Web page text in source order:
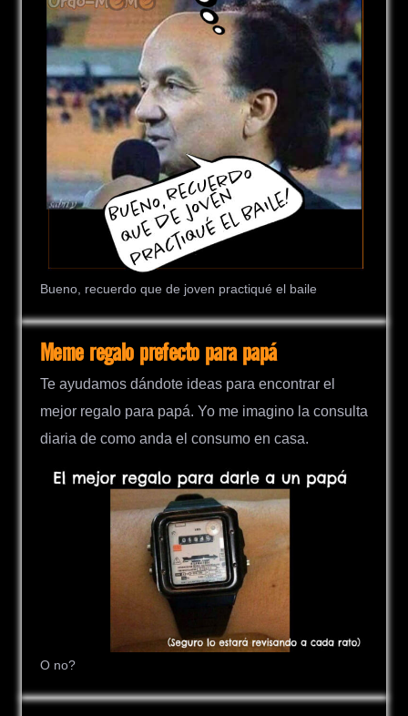
Bueno, recuerdo que de joven practiqué el baile
Meme regalo prefecto para papá
Te ayudamos dándote ideas para encontrar el
mejor regalo para papá. Yo me imagino la consulta
diaria de como anda el consumo en casa.
O no?